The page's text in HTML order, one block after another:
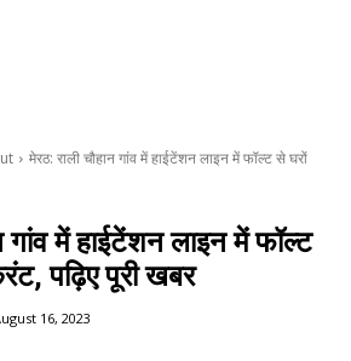
मेरठ: राली चौहान गांव में हाईटेंशन लाइन में फॉल्ट से घरों
गांव में हाईटेंशन लाइन में फॉल्ट
पढ़िए पूरी खबर
16, 2023